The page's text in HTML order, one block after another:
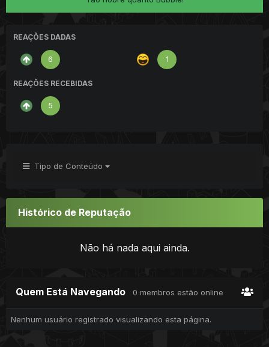
REAÇÕES DADAS
6 1
REAÇÕES RECEBIDAS
5
Tipo de Conteúdo
Histórico de Reputação
Não há nada aqui ainda.
Quem Está Navegando 0 membros estão online
Nenhum usuário registrado visualizando esta página.